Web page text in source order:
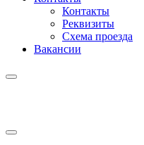
Контакты
Реквизиты
Схема проезда
Вакансии